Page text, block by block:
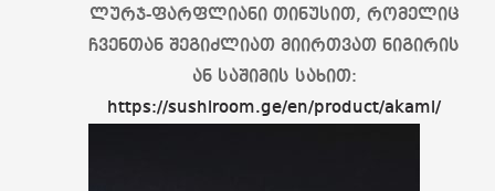
ლურჯ-ფარფლიანი თინუსით, რომელიც
ჩვენთან შეგიძლიათ მიირთვათ ნიგირის
ან საშიმის სახით:
https://sushiroom.ge/en/product/akami/